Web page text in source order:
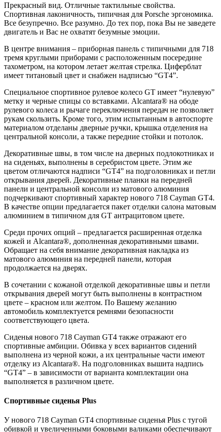
Прекрасный вид. Отличные тактильные свойства.
Спортивная лаконичность, типичная для Porsche эргономика.
Все безупречно. Все разумно. До тех пор, пока Вы не заведете
двигатель и Вас не охватят безумные эмоции.
В центре внимания – приборная панель с типичными для 718
тремя круглыми приборами с расположенным посередине
тахометром, на котором летает желтая стрелка. Циферблат
имеет титановый цвет и снабжен надписью “GT4”.
Специальное спортивное рулевое колесо GT имеет “нулевую”
метку и черные спицы со вставками. Alcantara® на ободе
рулевого колеса и рычаге переключения передач не позволяет
рукам скользить. Кроме того, этим испытанным в автоспорте
материалом отделаны дверные ручки, крышка отделения на
центральной консоли, а также передние стойки и потолок.
Декоративные швы, в том числе на дверных подлокотниках и
на сиденьях, выполнены в серебристом цвете. Этим же
цветом отличаются надписи “GT4” на подголовниках и петли
открывания дверей. Декоративные планки на передней
панели и центральной консоли из матового алюминия
подчеркивают спортивный характер нового 718 Cayman GT4.
В качестве опции предлагается пакет отделки салона матовым
алюминием в типичном для GT антрацитовом цвете.
Среди прочих опций – предлагается расширенная отделка
кожей и Alcantara®, дополненная декоративными швами.
Обращает на себя внимание декоративная накладка из
матового алюминия на передней панели, которая
продолжается на дверях.
В сочетании с кожаной отделкой декоративные швы и петли
открывания дверей могут быть выполнены в контрастном
цвете – красном или желтом. По Вашему желанию
автомобиль комплектуется ремнями безопасности
соответствующего цвета.
Сиденья нового 718 Cayman GT4 также отражают его
спортивные амбиции. Обивка у всех вариантов сидений
выполнена из черной кожи, а их центральные части имеют
отделку из Alcantara®. На подголовниках вышита надпись
“GT4” – в зависимости от варианта комплектации она
выполняется в различном цвете.
Спортивные сиденья Plus
У нового 718 Cayman GT4 спортивные сиденья Plus с тугой
обивкой и увеличенными боковыми валиками обеспечивают